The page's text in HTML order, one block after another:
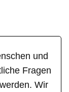
und
Fragen
Wir